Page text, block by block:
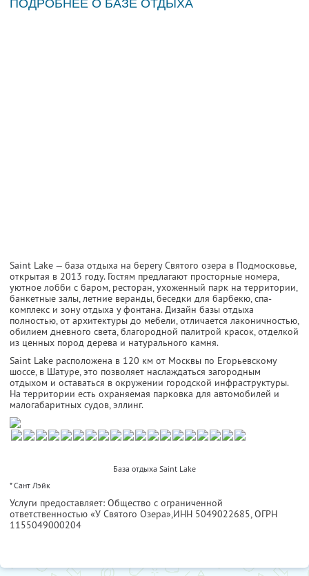
ПОДРОБНЕЕ О БАЗЕ ОТДЫХА
Saint Lake — база отдыха на берегу Святого озера в Подмосковье,
открытая в 2013 году. Гостям предлагают просторные номера,
уютное лобби с баром, ресторан, ухоженный парк на территории,
банкетные залы, летние веранды, беседки для барбекю, спа-
комплекс и зону отдыха у фонтана. Дизайн базы отдыха
полностью, от архитектуры до мебели, отличается лаконичностью,
обилием дневного света, благородной палитрой красок, отделкой
из ценных пород дерева и натурального камня.
Saint Lake расположена в 120 км от Москвы по Егорьевскому
шоссе, в Шатуре, это позволяет наслаждаться загородным
отдыхом и оставаться в окружении городской инфраструктуры.
На территории есть охраняемая парковка для автомобилей и
малогабаритных судов, эллинг.
База отдыха Saint Lake
* Сант Лэйк
Услуги предоставляет: Общество с ограниченной
ответственностью «У Святого Озера»,ИНН 5049022685, ОГРН
1155049000204